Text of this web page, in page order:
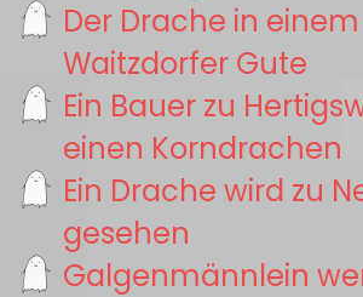
Der Drache in einem
Waitzdorfer Gute
Ein Bauer zu
einen Korndrachen
Ein Drache wird zu
gesehen
Galgenmännlein